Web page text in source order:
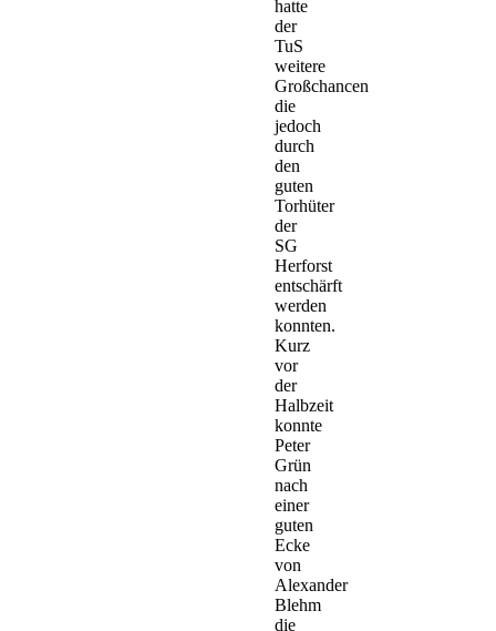
hatte
der
TuS
weitere
Großchancen
die
jedoch
durch
den
guten
Torhüter
der
SG
Herforst
entschärft
werden
konnten.
Kurz
vor
der
Halbzeit
konnte
Peter
Grün
nach
einer
guten
Ecke
von
Alexander
Blehm
die